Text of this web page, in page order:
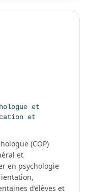
et
et
(COP)
et
en psychologie
d’élèves et